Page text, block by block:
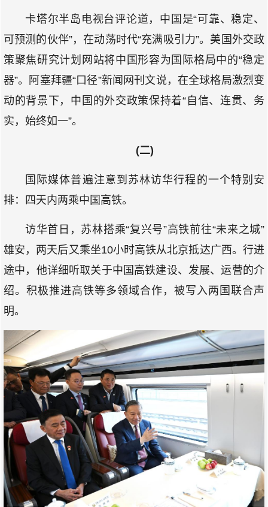
卡塔尔半岛电视台评论道，中国是“可靠、稳定、
可预测的伙伴”，在动荡时代“充满吸引力”。美国外交政
策聚焦研究计划网站将中国形容为国际格局中的“稳定
器”。阿塞拜疆“口径”新闻网刊文说，在全球格局激烈变
动的背景下，中国的外交政策保持着“自信、连贯、务
实，始终如一”。
(二)
国际媒体普遍注意到苏林访华行程的一个特别安
排：四天内两乘中国高铁。
访华首日，苏林搭乘“复兴号”高铁前往“未来之城”
雄安，两天后又乘坐10小时高铁从北京抵达广西。行进
途中，他详细听取关于中国高铁建设、发展、运营的介
绍。积极推进高铁等多领域合作，被写入两国联合声
明。